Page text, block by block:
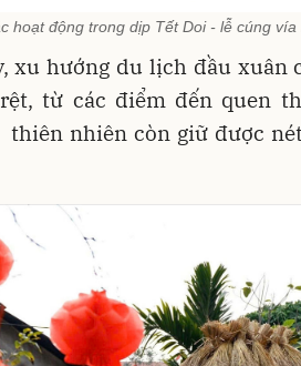
hoạt động trong dịp Tết Doi - lễ cúng
xu hướng du lịch đầu xuân
từ các điểm đến quen
nhiên còn giữ được